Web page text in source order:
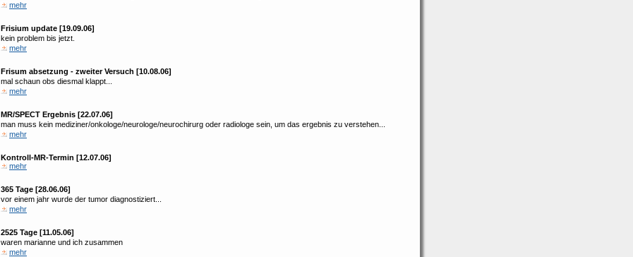
mehr
Frisium update [19.09.06]
kein problem bis jetzt.
mehr
Frisum absetzung - zweiter Versuch [10.08.06]
mal schaun obs diesmal klappt...
mehr
MR/SPECT Ergebnis [22.07.06]
man muss kein mediziner/onkologe/neurologe/neurochirurg oder radiologe sein, um das ergebnis zu verstehen...
mehr
Kontroll-MR-Termin [12.07.06]
mehr
365 Tage [28.06.06]
vor einem jahr wurde der tumor diagnostiziert...
mehr
2525 Tage [11.05.06]
waren marianne und ich zusammen
mehr